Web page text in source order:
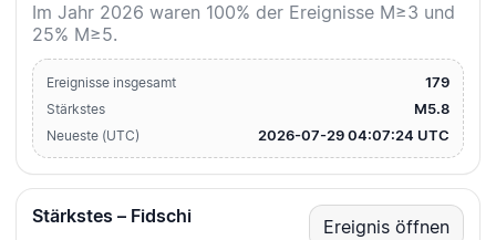
Im Jahr 2026 waren 100% der Ereignisse M≥3 und
25% M≥5.
Ereignisse insgesamt 179
Stärkstes M5.8
Neueste (UTC) 2026-07-29 04:07:24 UTC
Stärkstes – Fidschi Ereignis öffnen